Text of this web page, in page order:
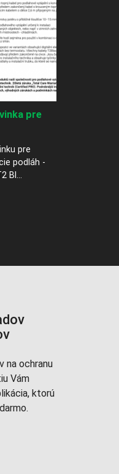
pre
pre
podláh -
Bl...
na ochranu
Vám
ktorú